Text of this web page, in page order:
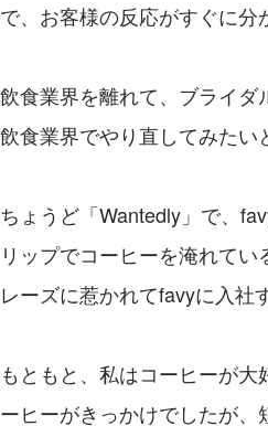
で、お客様の反応がすぐに分
飲食業界を離れて、ブライ
飲食業界でやり直してみたい
ちょうど「Wantedly」で、
リップでコーヒーを淹れて
レーズに惹かれてfavyに入社
もともと、私はコーヒーが
ーヒーがきっかけでしたが